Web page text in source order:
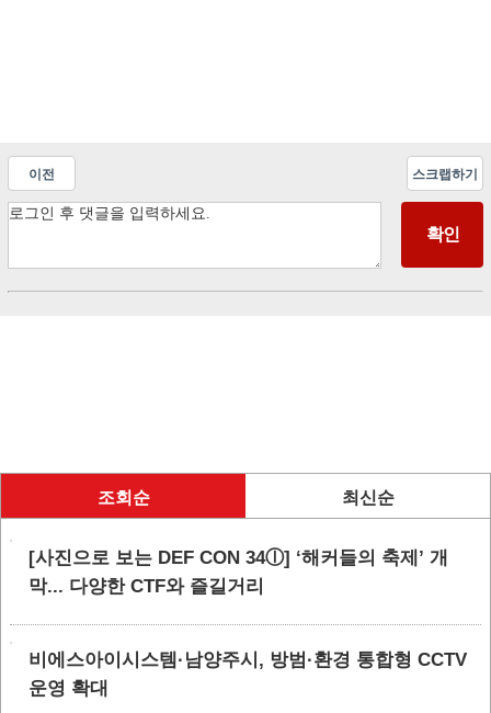
이전 스크랩하기
조회순 최신순
[사진으로 보는 DEF CON 34ⓛ] ‘해커들의 축제’ 개
막... 다양한 CTF와 즐길거리
비에스아이시스템·남양주시, 방범·환경 통합형 CCTV
운영 확대